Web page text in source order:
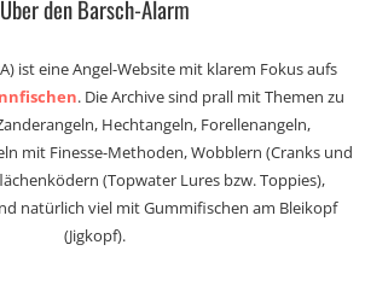
Über den Barsch-Alarm
ist eine Angel-Website mit klarem Fokus aufs
. Die Archive sind prall mit Themen zu
Hechtangeln, Forellenangeln,
mit Finesse-Methoden, Wobblern (Cranks und
(Topwater Lures bzw. Toppies),
natürlich viel mit Gummifischen am Bleikopf
(Jigkopf).